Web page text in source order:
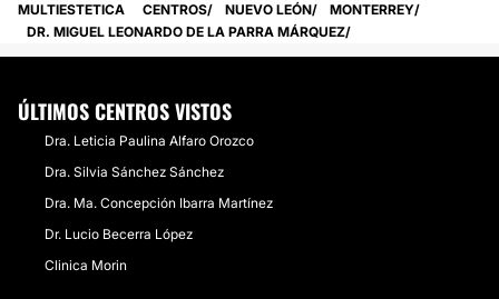
MULTIESTETICA CENTROS NUEVO LEÓN
MONTERREY
DR. MIGUEL LEONARDO DE LA PARRA MÁRQUEZ
ÚLTIMOS CENTROS VISTOS
Dra. Leticia Paulina Alfaro Orozco
Dra. Silvia Sánchez Sánchez
Dra. Ma. Concepción Ibarra Martínez
Dr. Lucio Becerra López
Clinica Morin